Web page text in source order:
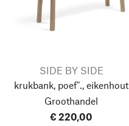
SIDE BY SIDE
krukbank, poef"., eikenhout
Groothandel
€ 220,00